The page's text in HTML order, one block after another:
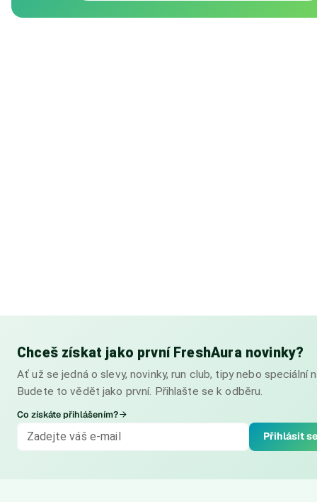
Chceš získat jako první FreshAura novinky?
Ať už se jedná o slevy, novinky, run club, tipy nebo speciální
Budete to vědět jako první. Přihlašte se k odběru.
Co získáte přihlášením?
Přihlásit